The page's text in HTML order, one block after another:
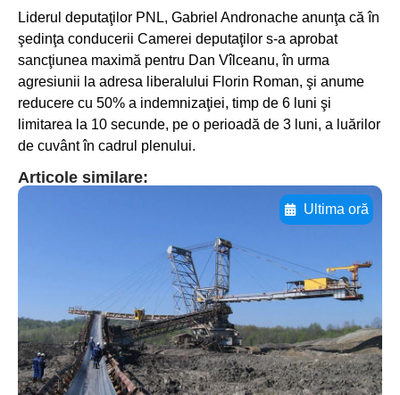
Liderul deputaţilor PNL, Gabriel Andronache anunţa că în
şedinţa conducerii Camerei deputaţilor s-a aprobat
sancţiunea maximă pentru Dan Vîlceanu, în urma
agresiunii la adresa liberalului Florin Roman, şi anume
reducere cu 50% a indemnizaţiei, timp de 6 luni şi
limitarea la 10 secunde, pe o perioadă de 3 luni, a luărilor
de cuvânt în cadrul plenului.
Articole similare:
Ultima oră
Adaugă aici textul pentru
subtitluAdaugă aici
textul pentru
subtitluAdaugă aici
textul pentru
subtitluAdaugă aici